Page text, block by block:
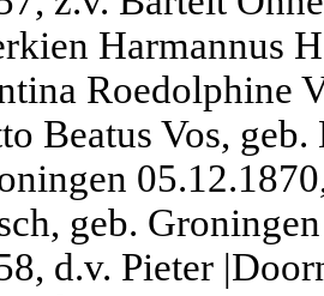
Harmannus
Roedolphine
Beatus Vos,
geb.
d.v. Pieter